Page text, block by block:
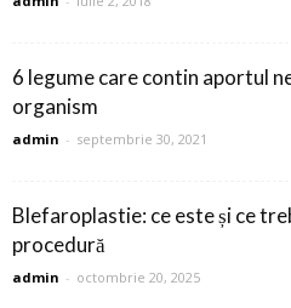
6 legume care contin aportul
organism
admin - septembrie 30, 2021
Blefaroplastie: ce este și ce
procedură
admin - octombrie 20, 2025